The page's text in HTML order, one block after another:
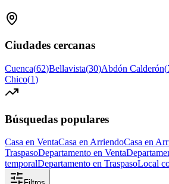
Ciudades cercanas
Cuenca(62)Bellavista(30)Abdón Calderón(
Chico(1)
Búsquedas populares
Casa en VentaCasa en ArriendoCasa en
TraspasoDepartamento en Venta
temporalDepartamento en TraspasoLocal